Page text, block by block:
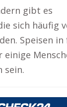
gibt es
sich häufig
Speisen
sein.